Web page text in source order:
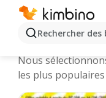
Rechercher
Pontault-
Nous
les plus